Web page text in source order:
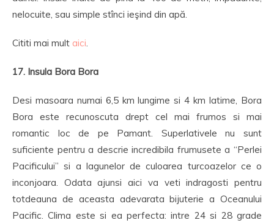
nelocuite, sau simple stînci ieşind din apă.
Cititi mai mult aici.
17. Insula Bora Bora
Desi masoara numai 6,5 km lungime si 4 km latime, Bora
Bora este recunoscuta drept cel mai frumos si mai
romantic loc de pe Pamant. Superlativele nu sunt
suficiente pentru a descrie incredibila frumusete a “Perlei
Pacificului” si a lagunelor de culoarea turcoazelor ce o
inconjoara. Odata ajunsi aici va veti indragosti pentru
totdeauna de aceasta adevarata bijuterie a Oceanului
Pacific. Clima este si ea perfecta: intre 24 si 28 grade